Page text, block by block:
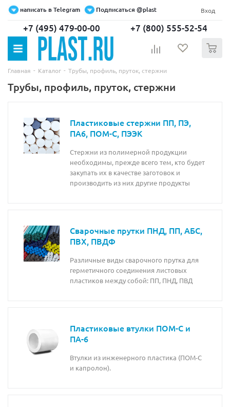
написать в Telegram Подписаться @plast Вход
+7 (495) 479-00-00 +7 (800) 555-52-54
Главная - Каталог - Трубы, профиль, пруток, стержни
Трубы, профиль, пруток, стержни
Пластиковые стержни ПП, ПЭ,
ПА6, ПОМ-С, ПЭЭК
Стержни из полимерной продукции
необходимы, прежде всего тем, кто будет
закупать их в качестве заготовок и
производить из них другие продукты
Сварочные прутки ПНД, ПП, АБС,
ПВХ, ПВДФ
Различные виды сварочного прутка для
герметичного соединения листовых
пластиков между собой: ПП, ПНД, ПВД
Пластиковые втулки ПОМ-С и
ПА-6
Втулки из инженерного пластика (ПОМ-С
и капролон).